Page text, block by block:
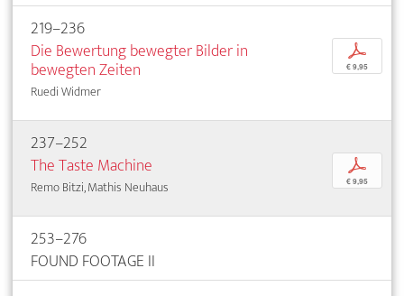
219–236
Die Bewertung bewegter Bilder in
bewegten Zeiten
Ruedi Widmer
p
€ 9,95
237–252
The Taste Machine
Remo Bitzi, Mathis Neuhaus
p
€ 9,95
253–276
FOUND FOOTAGE II